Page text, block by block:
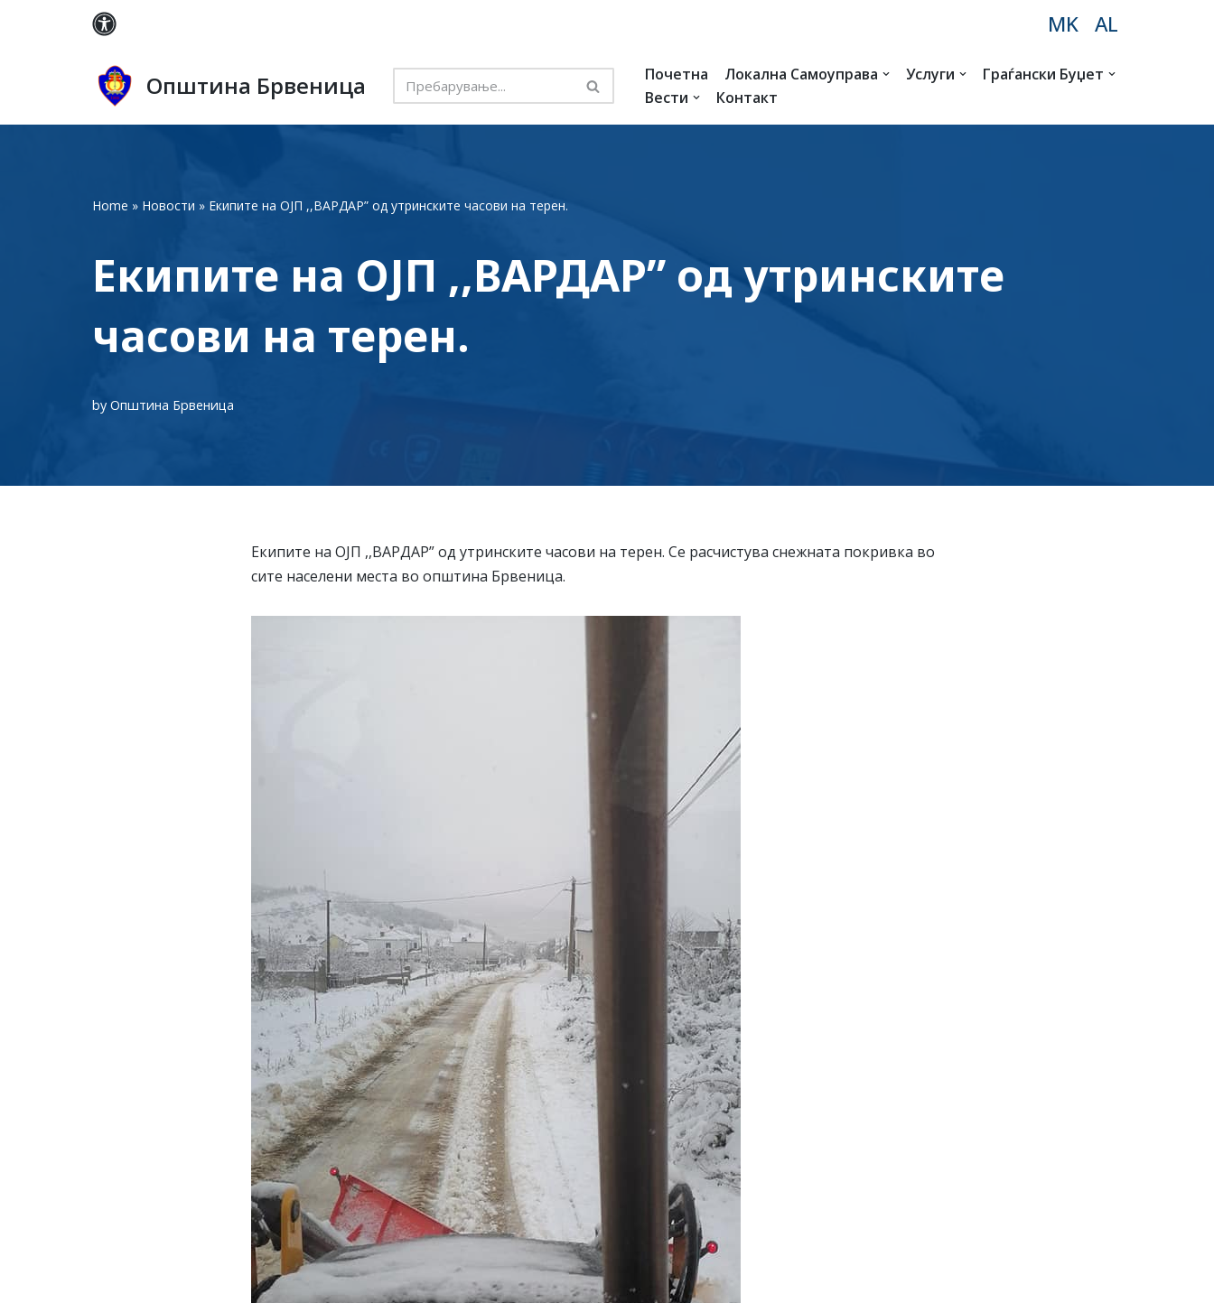
MK AL
Општина Брвеница Почетна Локална Самоуправа Услуги
Граѓански Буџет
Вести
Контакт
Home » Новости » Екипите на ОЈП ,,ВАРДАР” од утринските часови на терен.
Екипите на ОЈП ,,ВАРДАР” од утринските
часови на терен.
by Општина Брвеница
Екипите на ОЈП ,,ВАРДАР” од утринските часови на терен. Се расчистува снежната покривка во
сите населени места во општина Брвеница.